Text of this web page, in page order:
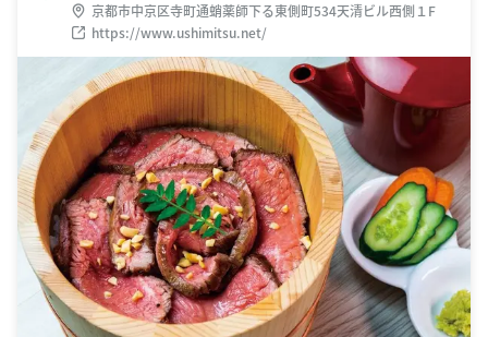
京都市中京区寺町通蛸薬師下る東側町534天清ビル西側１F
https://www.ushimitsu.net/